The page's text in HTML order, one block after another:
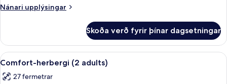
+
Nánari upplýsingar
Nánari
herbergi
(1
adult
Skoða verð fyrir þínar dagsetningar
Skoða
allar
myndir
Míníbar, öryggishólf í herbergi,
6
Comfort-herbergi (2 adults)
27 fermetrar